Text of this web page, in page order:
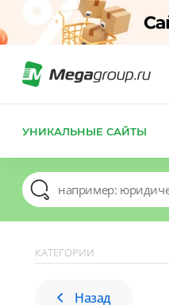
УНИКАЛЬНЫЕ САЙТЫ
КАТЕГОРИИ
Назад